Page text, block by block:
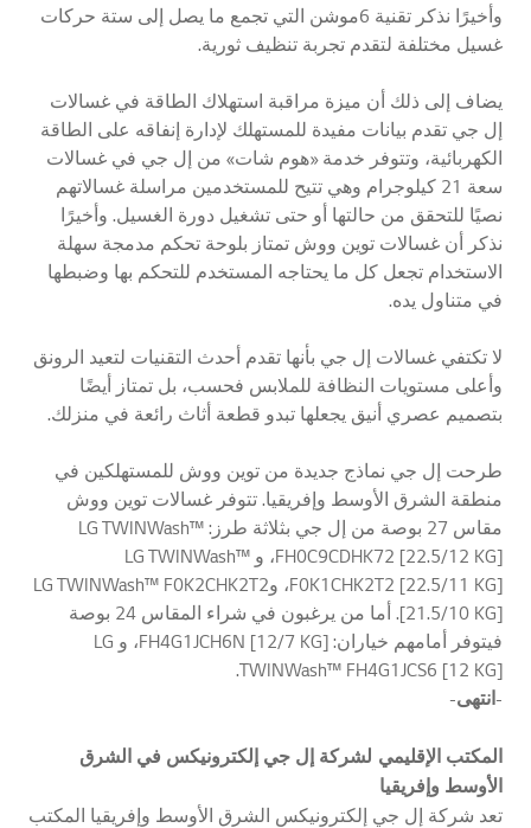
وأخيرًا نذكر تقنية 6موشن التي تجمع ما يصل إلى ستة حركات
غسيل مختلفة لتقدم تجربة تنظيف ثورية.
يضاف إلى ذلك أن ميزة مراقبة استهلاك الطاقة في غسالات
إل جي تقدم بيانات مفيدة للمستهلك لإدارة إنفاقه على الطاقة
الكهربائية، وتتوفر خدمة «هوم شات» من إل جي في غسالات
سعة 21 كيلوجرام وهي تتيح للمستخدمين مراسلة غسالاتهم
نصيًا للتحقق من حالتها أو حتى تشغيل دورة الغسيل. وأخيرًا
نذكر أن غسالات توين ووش تمتاز بلوحة تحكم مدمجة سهلة
الاستخدام تجعل كل ما يحتاجه المستخدم للتحكم بها وضبطها
في متناول يده.
لا تكتفي غسالات إل جي بأنها تقدم أحدث التقنيات لتعيد الرونق
وأعلى مستويات النظافة للملابس فحسب، بل تمتاز أيضًا
بتصميم عصري أنيق يجعلها تبدو قطعة أثاث رائعة في منزلك.
طرحت إل جي نماذج جديدة من توين ووش للمستهلكين في
منطقة الشرق الأوسط وإفريقيا. تتوفر غسالات توين ووش
مقاس 27 بوصة من إل جي بثلاثة طرز: LG TWINWash™
FH0C9CDHK72 [22.5/12 KG]، و LG TWINWash™
F0K1CHK2T2 [22.5/11 KG]، وLG TWINWash™ F0K2CHK2T2
[21.5/10 KG]. أما من يرغبون في شراء المقاس 24 بوصة
فيتوفر أمامهم خياران: FH4G1JCH6N [12/7 KG]، و LG
TWINWash™ FH4G1JCS6 [12 KG].
-انتهى-
المكتب الإقليمي لشركة إل جي إلكترونيكس في الشرق
الأوسط وإفريقيا
تعد شركة إل جي إلكترونيكس الشرق الأوسط وإفريقيا المكتب